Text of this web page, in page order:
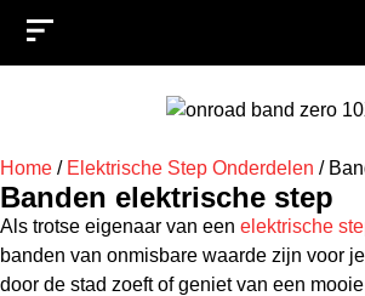
Home / Elektrische Step Onderdelen /
Banden elektrische step
Als trotse eigenaar van een elektrische
banden van onmisbare waarde zijn voor
door de stad zoeft of geniet van een